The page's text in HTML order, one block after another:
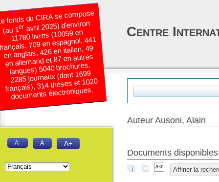
Auteur Ausoni, Alain
Documents
Affiner la
fonds du CIRA se compose
(au 1eravril 2025) d’environ
11780 livres (10059 en
709 en espagnol, 441
en anglais, 426 en italien, 49
en allemand et 87 en autres
langues) 5040 brochures,
2285 journaux (dont 1699
français), 314 thèses et 1020
documents électroniques.
Centre
A- A A+